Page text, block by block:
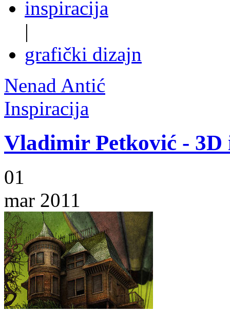
inspiracija
|
grafički dizajn
Nenad Antić
Inspiracija
Vladimir Petković -
01
mar 2011